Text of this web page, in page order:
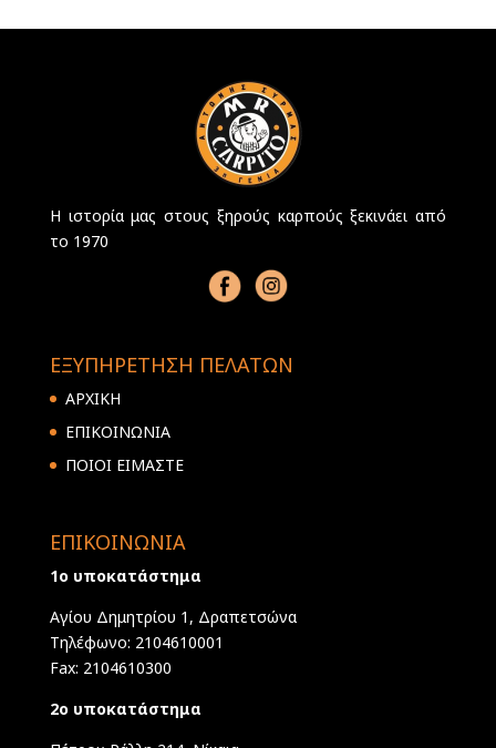
Η ιστορία μας στους ξηρούς καρπούς ξεκινάει από
το 1970
ΕΞΥΠΗΡΕΤΗΣΗ ΠΕΛΑΤΩΝ
ΑΡΧΙΚΗ
ΕΠΙΚΟΙΝΩΝΙΑ
ΠΟΙΟΙ ΕΙΜΑΣΤΕ
ΕΠΙΚΟΙΝΩΝΙΑ
1ο υποκατάστημα
Αγίου Δημητρίου 1, Δραπετσώνα
Τηλέφωνο: 2104610001
Fax: 2104610300
2ο υποκατάστημα